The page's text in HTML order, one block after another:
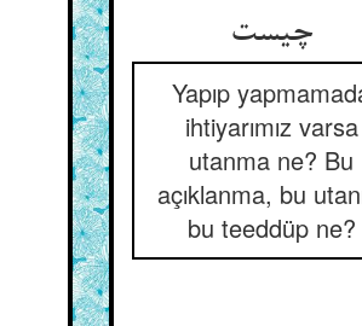
Yapıp
ihtiyarımız varsa
utanma ne? Bu
açıklanma, bu
bu teeddüp ne?